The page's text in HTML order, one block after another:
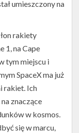
umieszczony na
rakiety
1, na Cape
tym miejscu i
SpaceX ma już
rakiet. Ich
znaczące
w kosmos.
się w marcu,